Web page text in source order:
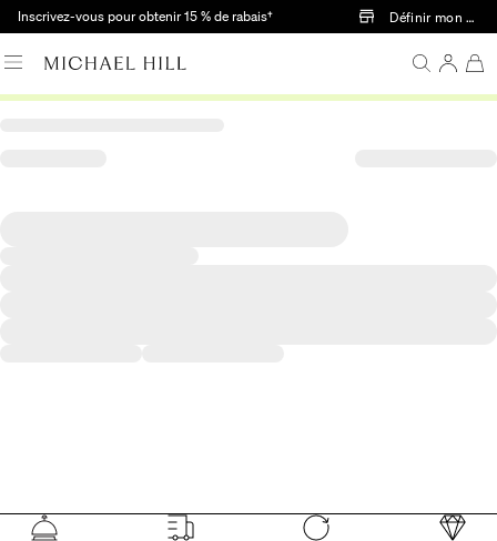
Passer au contenu principal
Inscrivez-vous pour obtenir 15 % de rabais† Définir mon